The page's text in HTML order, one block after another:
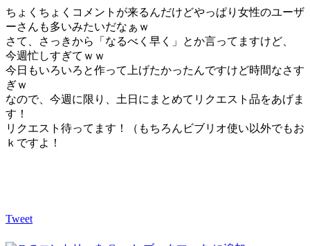
ちょくちょくコメントが来るんだけどやっぱり女性のユーザ
ーさんも多いみたいだなぁｗ
さて、さっきから「なるべく早く」とか言ってますけど、
今週忙しすぎてｗｗ
今日もいろいろと作って上げたかったんですけど時間なさす
ぎｗ
なので、今週に限り、土日にまとめてリクエスト品をあげま
す！
リクエスト待ってます！（もちろんビブリオ使い以外でもお
ｋですよ！
Tweet